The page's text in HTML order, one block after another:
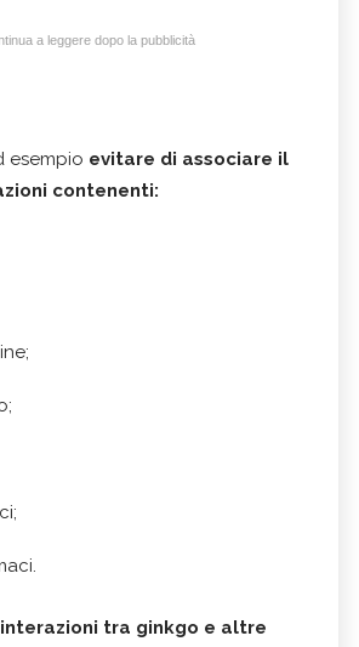
a leggere dopo la pubblicità
esempio evitare di associare il
contenenti:
interazioni tra ginkgo e altre